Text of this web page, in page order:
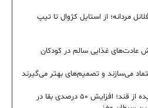
مردانه؛ از استایل کژوال تا تیپ
می‌سازند و تصمیم‌های بهتر می‌گیرند
درمان نوین با نانوذرات پوشیده از قند؛ افزایش ۵۰ درصدی بقا در